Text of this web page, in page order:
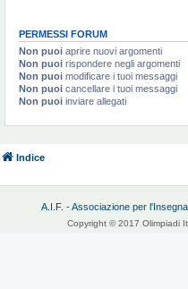
PERMESSI FORUM
Non puoi aprire nuovi argomenti
Non puoi rispondere negli argomenti
Non puoi modificare i tuoi messaggi
Non puoi cancellare i tuoi messaggi
Non puoi inviare allegati
Indice
A.I.F. - Associazione per
Copyright © 2017 Olimpiadi